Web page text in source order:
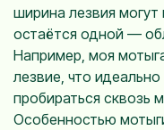
ширина лезвия могут
остаётся одной —
Например, моя
лезвие, что
пробираться сквозь
Особенностью